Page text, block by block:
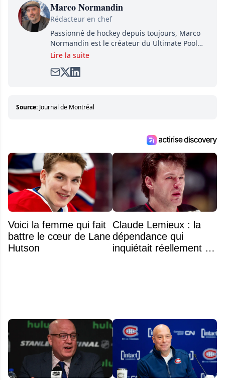
Marco Normandin
Rédacteur en chef
Passionné de hockey depuis toujours, Marco
Normandin est le créateur du Ultimate Pool
Preview, une référence mondiale en guide de
satirique de hockey, Définitivement, Pierre.
entourant la LNH et en faire bénéficier les
Lire la suite
Source: Journal de Montréal
Voici la femme qui fait
battre le cœur de Lane
Hutson
Claude Lemieux : la
dépendance qui
inquiétait réellement sa